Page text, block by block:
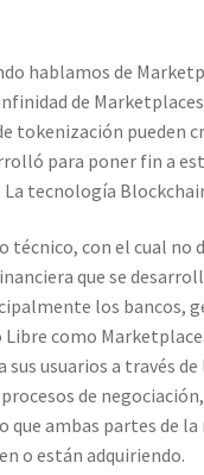
hablamos de
de
tokenización pueden
para poner fin a
La tecnología
técnico, con el cual
que se
los bancos,
Libre como
sus usuarios a través
de
que ambas partes de
o están adquiriendo.